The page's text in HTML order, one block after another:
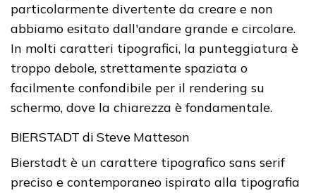
particolarmente divertente da creare e non
abbiamo esitato dall'andare grande e circolare.
In molti caratteri tipografici, la punteggiatura è
troppo debole, strettamente spaziata o
facilmente confondibile per il rendering su
schermo, dove la chiarezza è fondamentale.
BIERSTADT di Steve Matteson
Bierstadt è un carattere tipografico sans serif
preciso e contemporaneo ispirato alla tipografia